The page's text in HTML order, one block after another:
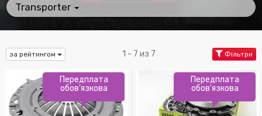
Transporter
за рейтингом 1 - 7 из 7 Фільтри
Передплата
обов'язкова
Передплата
обов'язкова